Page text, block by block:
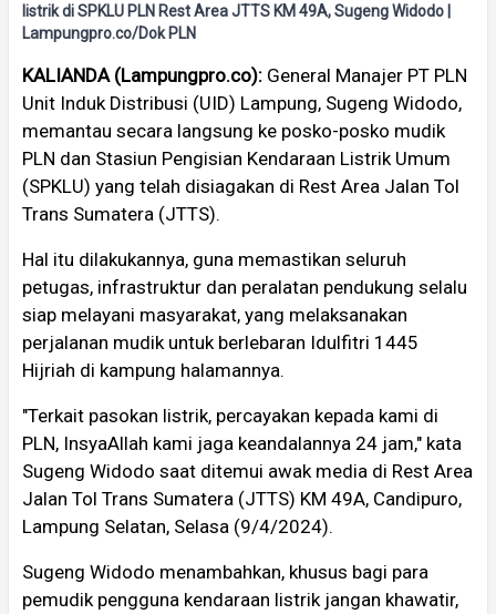
listrik di SPKLU PLN Rest Area JTTS KM 49A, Sugeng Widodo |
Lampungpro.co/Dok PLN
KALIANDA (Lampungpro.co): General Manajer PT PLN
Unit Induk Distribusi (UID) Lampung, Sugeng Widodo,
memantau secara langsung ke posko-posko mudik
PLN dan Stasiun Pengisian Kendaraan Listrik Umum
(SPKLU) yang telah disiagakan di Rest Area Jalan Tol
Trans Sumatera (JTTS).
Hal itu dilakukannya, guna memastikan seluruh
petugas, infrastruktur dan peralatan pendukung selalu
siap melayani masyarakat, yang melaksanakan
perjalanan mudik untuk berlebaran Idulfitri 1445
Hijriah di kampung halamannya.
"Terkait pasokan listrik, percayakan kepada kami di
PLN, InsyaAllah kami jaga keandalannya 24 jam," kata
Sugeng Widodo saat ditemui awak media di Rest Area
Jalan Tol Trans Sumatera (JTTS) KM 49A, Candipuro,
Lampung Selatan, Selasa (9/4/2024).
Sugeng Widodo menambahkan, khusus bagi para
pemudik pengguna kendaraan listrik jangan khawatir,